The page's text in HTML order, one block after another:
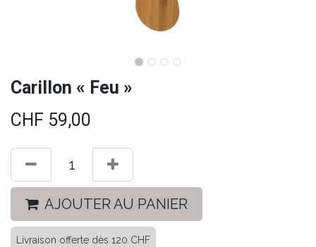
Carillon « Feu »
CHF 59,00
AJOUTER AU PANIER
Livraison offerte dès 120 CHF